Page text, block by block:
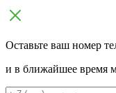
Оставьте ваш номер
и в ближайшее время